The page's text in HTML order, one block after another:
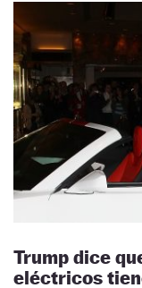
Trump dice
eléctricos